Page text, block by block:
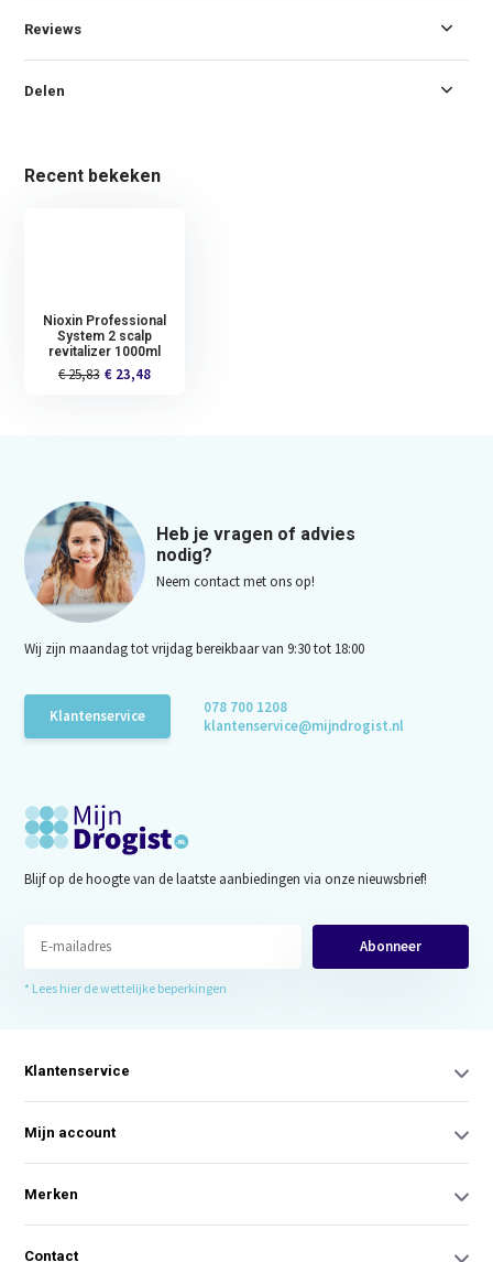
Reviews
Delen
Recent bekeken
Nioxin Professional
System 2 scalp
revitalizer 1000ml
€ 25,83 € 23,48
Heb je vragen of advies
nodig?
Neem contact met ons op!
Wij zijn maandag tot vrijdag bereikbaar van 9:30 tot 18:00
Klantenservice
078 700 1208
klantenservice@mijndrogist.nl
Blijf op de hoogte van de laatste aanbiedingen via onze nieuwsbrief!
Abonneer
* Lees hier de wettelijke beperkingen
Klantenservice
Mijn account
Merken
Contact